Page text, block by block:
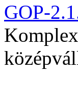
GOP-